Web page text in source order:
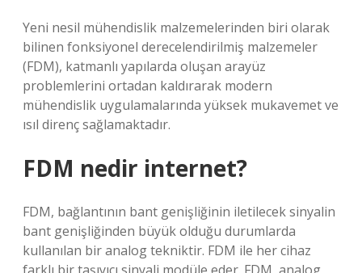
Yeni nesil mühendislik malzemelerinden biri olarak
bilinen fonksiyonel derecelendirilmiş malzemeler
(FDM), katmanlı yapılarda oluşan arayüz
problemlerini ortadan kaldırarak modern
mühendislik uygulamalarında yüksek mukavemet ve
ısıl direnç sağlamaktadır.
FDM nedir internet?
FDM, bağlantının bant genişliğinin iletilecek sinyalin
bant genişliğinden büyük olduğu durumlarda
kullanılan bir analog tekniktir. FDM ile her cihaz